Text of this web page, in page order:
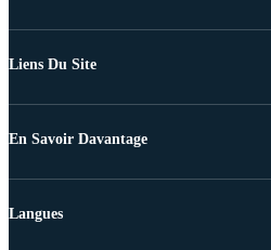
Liens Du Site
En Savoir Davantage
Langues